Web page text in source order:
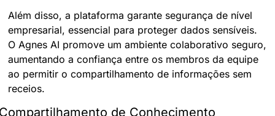
Além disso, a plataforma garante segurança de nível
empresarial, essencial para proteger dados sensíveis.
O Agnes AI promove um ambiente colaborativo seguro,
aumentando a confiança entre os membros da equipe
ao permitir o compartilhamento de informações sem
receios.
de Conhecimento